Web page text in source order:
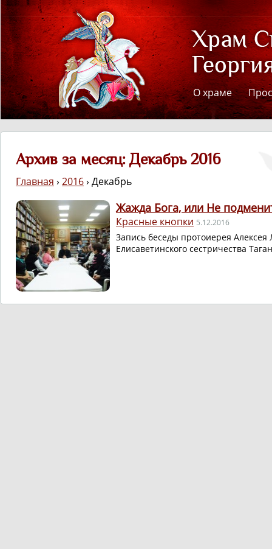
О храме
Архив за месяц: Декабрь 2016
Главная › 2016› Декабрь
Жажда Бога, или Не
Красные кнопки 5.12.2016
Запись беседы протоиерея Алексея
Елисаветинского сестричества